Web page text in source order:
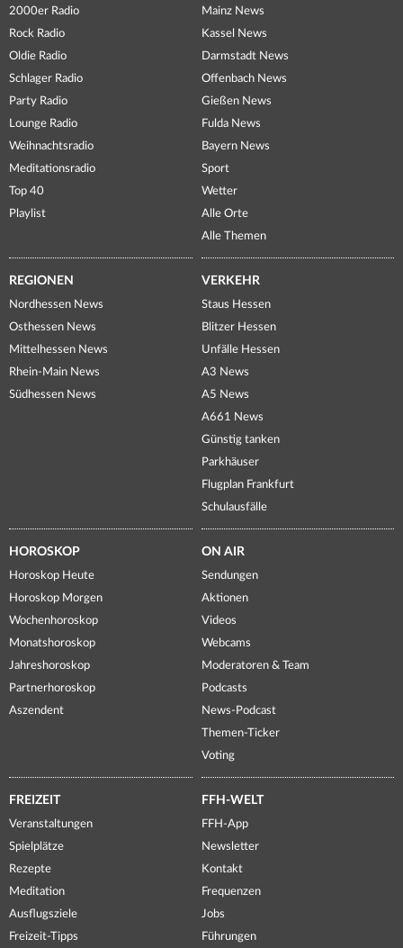
2000er Radio
Rock Radio
Oldie Radio
Schlager Radio
Party Radio
Lounge Radio
Weihnachtsradio
Meditationsradio
Top 40
Playlist
Mainz News
Kassel News
Darmstadt News
Offenbach News
Gießen News
Fulda News
Bayern News
Sport
Wetter
Alle Orte
Alle Themen
REGIONEN
Nordhessen News
Osthessen News
Mittelhessen News
Rhein-Main News
Südhessen News
VERKEHR
Staus Hessen
Blitzer Hessen
Unfälle Hessen
A3 News
A5 News
A661 News
Günstig tanken
Parkhäuser
Flugplan Frankfurt
Schulausfälle
HOROSKOP
Horoskop Heute
Horoskop Morgen
Wochenhoroskop
Monatshoroskop
Jahreshoroskop
Partnerhoroskop
Aszendent
ON AIR
Sendungen
Aktionen
Videos
Webcams
Moderatoren & Team
Podcasts
News-Podcast
Themen-Ticker
Voting
FREIZEIT
Veranstaltungen
Spielplätze
Rezepte
Meditation
Ausflugsziele
Freizeit-Tipps
FFH-WELT
FFH-App
Newsletter
Kontakt
Frequenzen
Jobs
Führungen